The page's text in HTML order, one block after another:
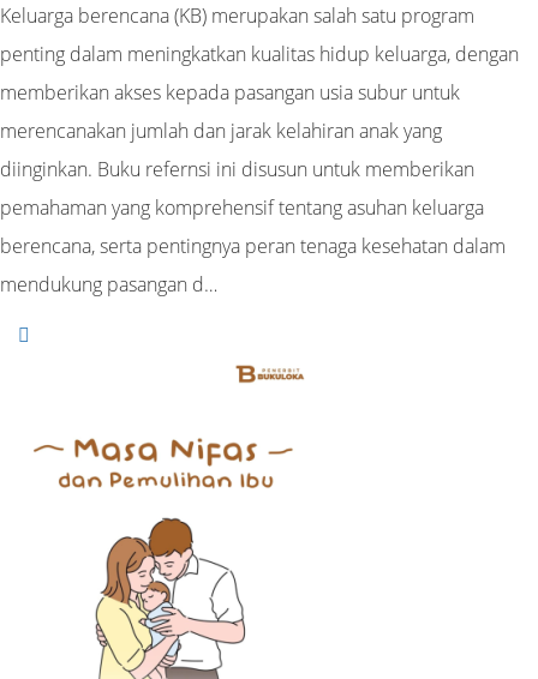
Keluarga berencana (KB) merupakan salah satu program
penting dalam meningkatkan kualitas hidup keluarga, dengan
memberikan akses kepada pasangan usia subur untuk
merencanakan jumlah dan jarak kelahiran anak yang
diinginkan. Buku refernsi ini disusun untuk memberikan
pemahaman yang komprehensif tentang asuhan keluarga
berencana, serta pentingnya peran tenaga kesehatan dalam
mendukung pasangan d…